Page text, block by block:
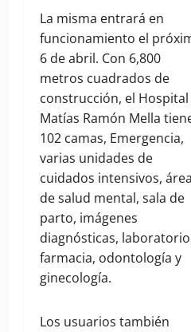
La misma entrará en
funcionamiento el
6 de abril. Con 6,800
metros cuadrados de
construcción, el Hospital
Matías Ramón Mella
102 camas, Emergencia,
varias unidades de
cuidados intensivos, área
de salud mental, sala de
parto, imágenes
diagnósticas,
farmacia, odontología y
ginecología.
Los usuarios también